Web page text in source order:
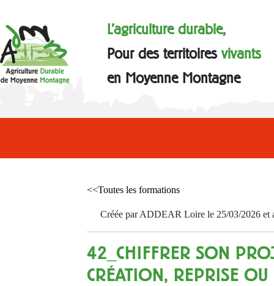
L'agriculture durable,
Pour des territoiresvivants
en Moyenne Montagne
<<Toutes les formations
Créée par ADDEAR Loire le 25/03/2026 et
42_CHIFFRER SON
CRÉATION, REPRISE OU